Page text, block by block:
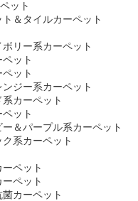
ット
＆タイルカーペット
リー系カーペット
ット
ット
ジー系カーペット
カーペット
ット
＆パープル系カーペット
系カーペット
ペット
ペット
カーペット